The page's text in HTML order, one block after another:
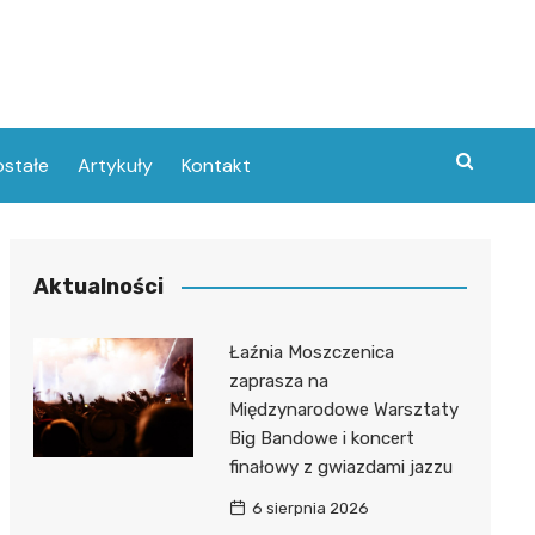
Artykuły Kontakt
Aktualności
Łaźnia Moszczenica
zaprasza na
Międzynarodowe Warsztaty
Big Bandowe i koncert
finałowy z gwiazdami jazzu
6 sierpnia 2026